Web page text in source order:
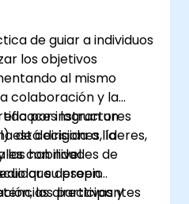
de guiar a individuos
los objetivos
al mismo
colaboración y la
eficaces logran un
de decisiones, la
las habilidades de
su propio
por instructores
está dirigida a líderes,
con nivel
que deseen
directivas y
los participantes